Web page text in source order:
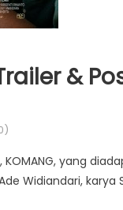
&
yang
Widiandari,